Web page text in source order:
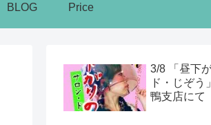
BLOG Price
3/8 「昼下
ド・じぞう
鴨支店にて